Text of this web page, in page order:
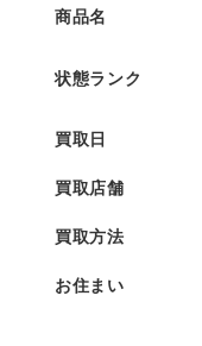
商品名
状態ランク
買取日
買取店舗
買取方法
お住まい